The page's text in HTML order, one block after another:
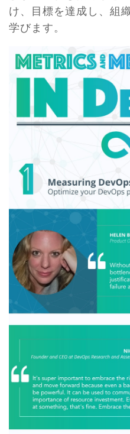
け、目標を達成し、組
学びます。